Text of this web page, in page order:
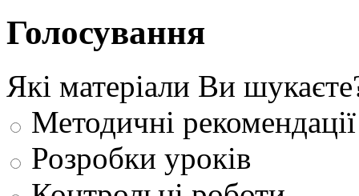
Голосування
Які матеріали Ви
Методичні рекомендації
Розробки уроків